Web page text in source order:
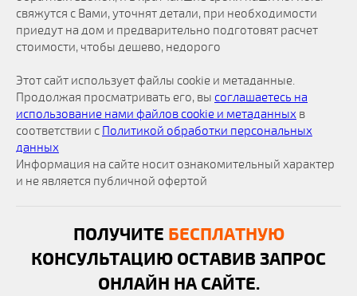
свяжутся с Вами, уточнят детали, при необходимости
приедут на дом и предварительно подготовят расчет
стоимости, чтобы дешево, недорого
Этот сайт использует файлы cookie и метаданные.
Продолжая просматривать его, вы соглашаетесь на
использование нами файлов cookie и метаданных в
соответствии с Политикой обработки персональных
данных
Информация на сайте носит ознакомительный характер
и не является публичной офертой
ПОЛУЧИТЕ БЕСПЛАТНУЮ
КОНСУЛЬТАЦИЮ ОСТАВИВ ЗАПРОС
ОНЛАЙН НА САЙТЕ.